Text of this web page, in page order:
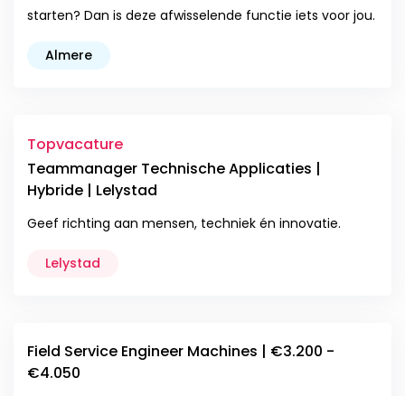
starten? Dan is deze afwisselende functie iets voor jou.
Almere
Topvacature
Teammanager Technische Applicaties |
Hybride | Lelystad
Geef richting aan mensen, techniek én innovatie.
Lelystad
Field Service Engineer Machines | €3.200 -
€4.050